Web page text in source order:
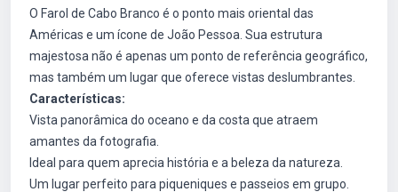
O Farol de Cabo Branco é o ponto mais oriental das
Américas e um ícone de João Pessoa. Sua estrutura
majestosa não é apenas um ponto de referência geográfico,
mas também um lugar que oferece vistas deslumbrantes.
Características:
Vista panorâmica do oceano e da costa que atraem
amantes da fotografia.
Ideal para quem aprecia história e a beleza da natureza.
Um lugar perfeito para piqueniques e passeios em grupo.